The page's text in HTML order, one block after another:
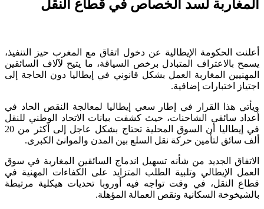
المغاربة لسد الخصاص في قطاع النقل
أعلنت الحكومة الإيطالية عن دخول اتفاق مع المغرب حيز التنفيذ،
يسمح بالاعتراف المتبادل برخص السياقة، ما يتيح لآلاف السائقين
المهنيين المغاربة العمل بشكل قانوني في إيطاليا دون الحاجة إلى
اجتياز اختبارات إضافية.
ويأتي هذا القرار في إطار سعي إيطاليا لمعالجة النقص الحاد في
أعداد سائقي الشاحنات، حيث كشفت بيانات الاتحاد الوطني للنقل
في إيطاليا أن السوق المحلية تحتاج بشكل عاجل إلى أكثر من 20
ألف سائق لتأمين حركة نقل السلع بين المدن والموانئ الكبرى.
الاتفاق الجديد من شأنه تسهيل اندماج السائقين المغاربة في سوق
العمل الإيطالي وتلبية الطلب المتزايد على الكفاءات المهنية في
قطاع النقل، في وقت تواجه فيه أوروبا تحديات هيكلية مرتبطة
بالشيخوخة السكانية ونقص العمالة المؤهلة.